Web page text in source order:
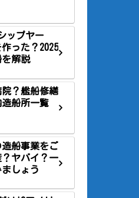
ップヤー
作った？2025
解説
？艦船修繕
船所一覧
船事業をご
ヤバイ？一
しょう